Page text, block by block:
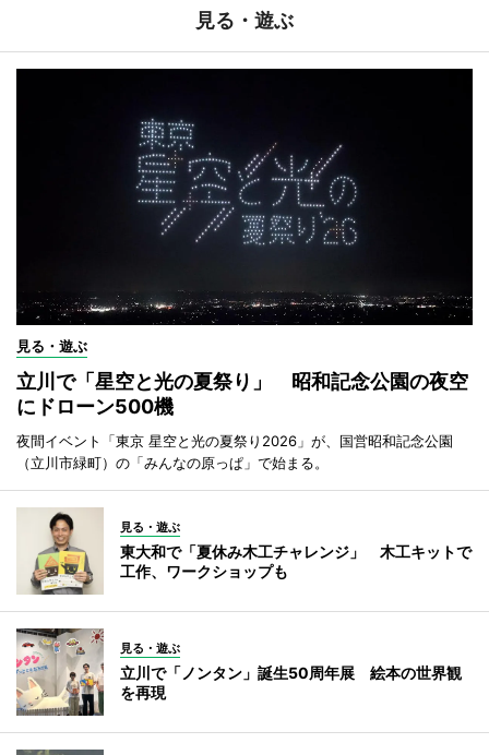
見る・遊ぶ
見る・遊ぶ
立川で「星空と光の夏祭り」 昭和記念公園の夜空
にドローン500機
夜間イベント「東京 星空と光の夏祭り2026」が、国営昭和記念公園
（立川市緑町）の「みんなの原っぱ」で始まる。
見る・遊ぶ
東大和で「夏休み木工チャレンジ」 木工キットで
工作、ワークショップも
見る・遊ぶ
立川で「ノンタン」誕生50周年展 絵本の世界観
を再現